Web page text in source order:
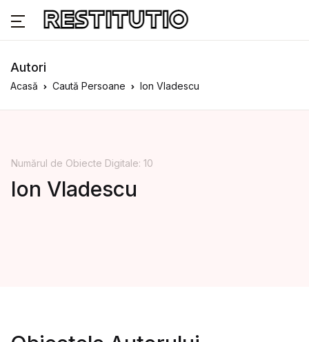
Autori
Acasă Caută Persoane Ion Vladescu
Numărul de Obiecte Digitale: 10
Ion Vladescu